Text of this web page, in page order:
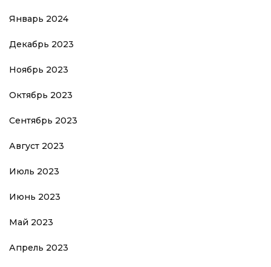
Январь 2024
Декабрь 2023
Ноябрь 2023
Октябрь 2023
Сентябрь 2023
Август 2023
Июль 2023
Июнь 2023
Май 2023
Апрель 2023